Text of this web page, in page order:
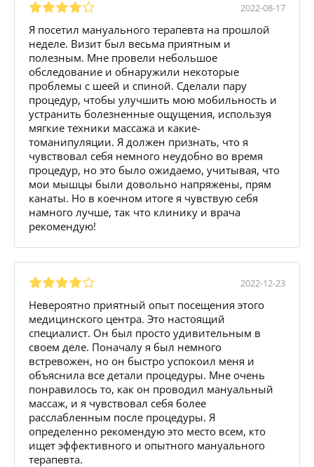
2022-08-17
Я посетил мануального терапевта на прошлой
неделе. Визит был весьма приятным и
полезным. Мне провели небольшое
обследование и обнаружили некоторые
проблемы с шеей и спиной. Сделали пару
процедур, чтобы улучшить мою мобильность и
устранить болезненные ощущения, используя
мягкие техники массажа и какие-
томанипуляции. Я должен признать, что я
чувствовал себя немного неудобно во время
процедур, но это было ожидаемо, учитывая, что
мои мышцы были довольно напряжены, прям
канаты. Но в коечном итоге я чувствую себя
намного лучше, так что клинику и врача
рекомендую!
2022-12-23
Невероятно приятный опыт посещения этого
медицинского центра. Это настоящий
специалист. Он был просто удивительным в
своем деле. Поначалу я был немного
встревожен, но он быстро успокоил меня и
объяснила все детали процедуры. Мне очень
понравилось то, как он проводил мануальный
массаж, и я чувствовал себя более
расслабленным после процедуры. Я
определенно рекомендую это место всем, кто
ищет эффективного и опытного мануального
терапевта.